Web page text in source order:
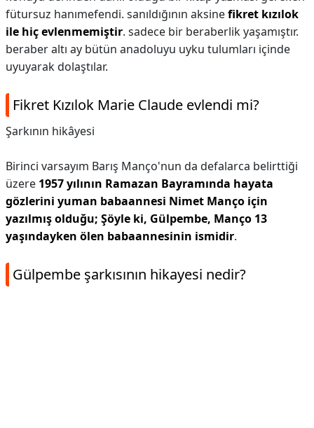
fütursuz hanımefendi. sanıldığının aksinefikret kızılok
ile hiç evlenmemiştir. sadece bir beraberlik yaşamıştır.
beraber altı ay bütün anadoluyu uyku tulumları içinde
uyuyarak dolaştılar.
Fikret Kızılok Marie Claude evlendi mi?
Şarkının hikâyesi
Birinci varsayım Barış Manço'nun da defalarca belirttiği
üzere 1957 yılının Ramazan Bayramında hayata
gözlerini yuman babaannesi Nimet Manço için
yazılmış olduğu; Şöyle ki, Gülpembe, Manço 13
yaşındayken ölen babaannesinin ismidir.
Gülpembe şarkısının hikayesi nedir?